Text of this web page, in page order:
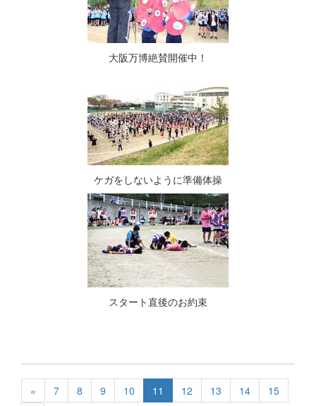
大阪万博絶賛開催中！
ケガをしないように準備体操
スタート直後のお約束
« 7 8 9 10 11 12 13 14
15